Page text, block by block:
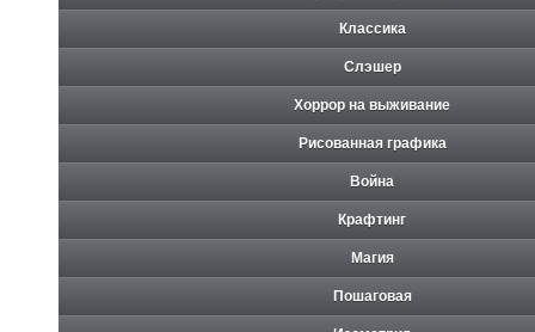
Классика
Слэшер
Хоррор на выживание
Рисованная графика
Война
Крафтинг
Магия
Пошаговая